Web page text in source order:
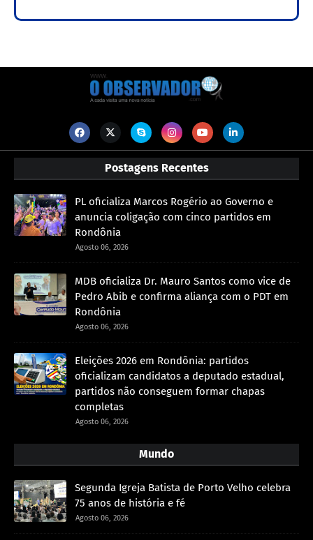
Postagens Recentes
PL oficializa Marcos Rogério ao Governo e
anuncia coligação com cinco partidos em
Rondônia
Agosto 06, 2026
MDB oficializa Dr. Mauro Santos como vice de
Pedro Abib e confirma aliança com o PDT em
Rondônia
Agosto 06, 2026
Eleições 2026 em Rondônia: partidos
oficializam candidatos a deputado estadual,
partidos não conseguem formar chapas
completas
Agosto 06, 2026
Mundo
Segunda Igreja Batista de Porto Velho celebra
75 anos de história e fé
Agosto 06, 2026